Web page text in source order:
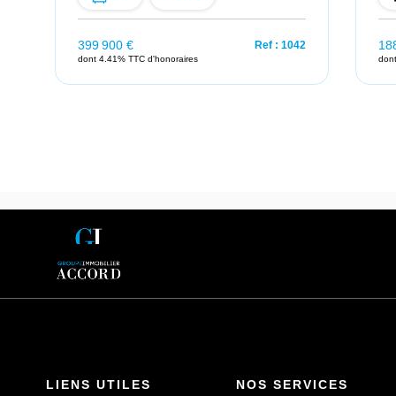
399 900 €
dont 4.41% TTC d'honoraires
Ref : 1042
LIENS UTILES NOS SERVICES